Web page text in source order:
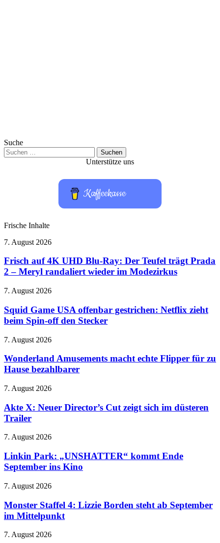
Suche
Suchen
nach:
Unterstütze uns
Kaffeekasse
Frische Inhalte
Frisch
4K
UHD
Blu-
Der
trägt
Prada
–
randaliert
wieder
im
7. August 2026
Frisch auf 4K UHD Blu-Ray: Der Teufel trägt Prada
2 – Meryl randaliert wieder im Modezirkus
Squid
USA
offenbar
gestrichen:
zieht
Spin-
off
Stecker
7. August 2026
Squid Game USA offenbar gestrichen: Netflix zieht
beim Spin-off den Stecker
Wonderland
macht
echte
Flipper
zu
bezahlbarer
7. August 2026
Wonderland Amusements macht echte Flipper für zu
Hause bezahlbarer
Akte
Neuer
Director’s
Cut
sich
düsteren
Trailer
7. August 2026
Akte X: Neuer Director’s Cut zeigt sich im düsteren
Trailer
Linkin
„UNSHATTER“
kommt
Ende
ins
7. August 2026
Linkin Park: „UNSHATTER“ kommt Ende
September ins Kino
Monster
4:
Lizzie
Borden
ab
7. August 2026
Monster Staffel 4: Lizzie Borden steht ab September
im Mittelpunkt
Banjo-
7. August 2026